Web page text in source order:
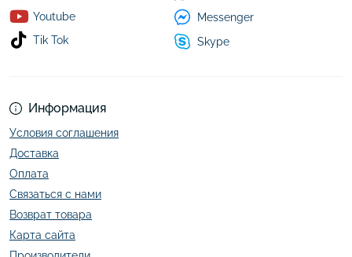
Информация
Условия соглашения
Доставка
Оплата
Связаться с нами
Возврат товара
Карта сайта
Youtube
Tik Tok
Messenger
Skype